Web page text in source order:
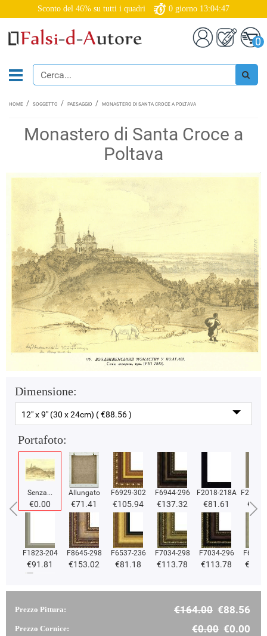
Sconto del 46% su tutti i quadri 0 giorno 13:04:46
0
HOME SOGGETTO PAESAGGIO MONASTERO DI SANTA CROCE A POLTAVA
Monastero di Santa Croce a
Poltava
Dimensione:
12" x 9" (30 x 24cm) ( €88.56 )
Portafoto:
Senza...
€0.00
Allungato
€71.41
F6929-302
€105.94
F6944-296
€137.32
F2018-218A
€81.61
F2018-
F1823-204
€91.81
F8645-298
€153.02
F6537-236
€81.18
F7034-298
€113.78
F7034-296
€113.78
F2833-204
€97.30
Prezzo Pittura: €164.00 €88.56
Prezzo Cornice: €0.00 €0.00